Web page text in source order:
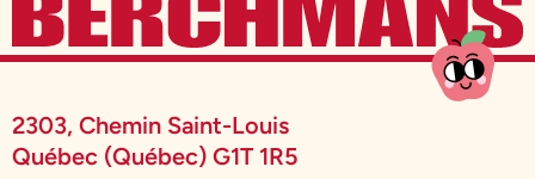
2303, Chemin Saint-Louis
Québec (Québec) G1T 1R5